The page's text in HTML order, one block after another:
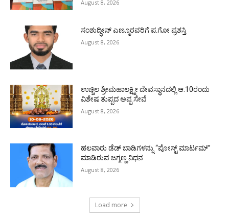
August 8, 2026
ಸಂಶುದ್ಧೀನ್ ಎಣ್ಮೂರವರಿಗೆ ಪ.ಗೋ ಪ್ರಶಸ್ತಿ
August 8, 2026
ಉಚ್ಚಿಲ ಶ್ರೀಮಹಾಲಕ್ಷ್ಮೀ ದೇವಸ್ಥಾನದಲ್ಲಿ ಆ.10ರಂದು
ವಿಶೇಷ ತುಪ್ಪದ ಅಪ್ಪ ಸೇವೆ
August 8, 2026
ಹಲವಾರು ಡೆಡ್ ಬಾಡಿಗಳನ್ನು “ಪೋಸ್ಟ್ ಮಾರ್ಟಮ್”
ಮಾಡಿರುವ ಜಗ್ಗಣ್ಣ ನಿಧನ
August 8, 2026
Load more